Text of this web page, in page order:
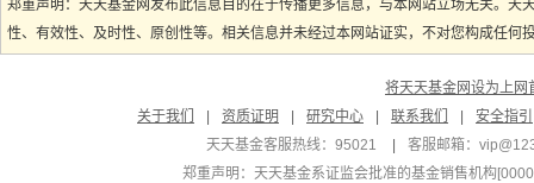
郑重声明：天天基金网发布此信息目的在于传播更多信息，与本网站立场无关。
性、有效性、及时性、原创性等。相关信息并未经过本网站证实，不对您构成任
将天天基金网设为上网
关于我们
资质证明 研究中心 联系我们
安全指引
天天基金客服热线：95021
客服邮箱：
郑重声明：天天基金系证监会批准的基金销售机构